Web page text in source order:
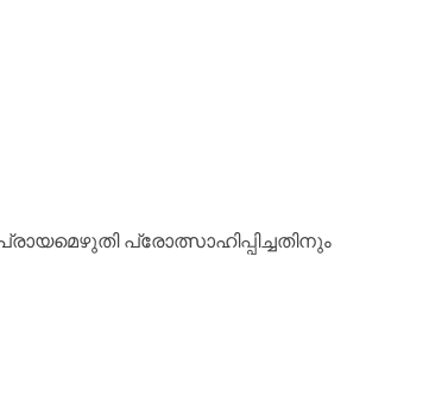
പ്രോത്സാഹിപ്പിച്ചതിനും